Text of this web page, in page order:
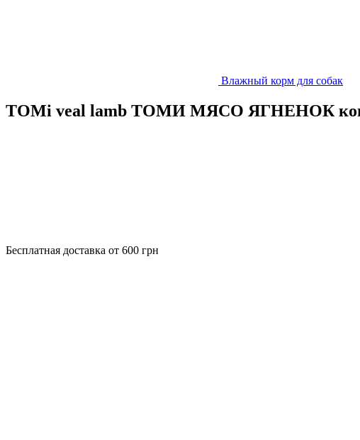
Влажный корм для собак
TOMi veal lamb ТОМИ МЯСО ЯГНЕНОК
Бесплатная доставка от 600 грн